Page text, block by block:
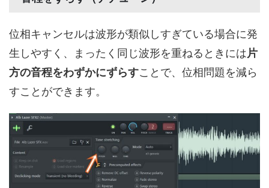
位相キャンセルは波形が類似しすぎている場合に発
生しやすく、まったく同じ波形を重ねるときには片
方の音程をわずかにずらすことで、位相問題を減ら
すことができます。